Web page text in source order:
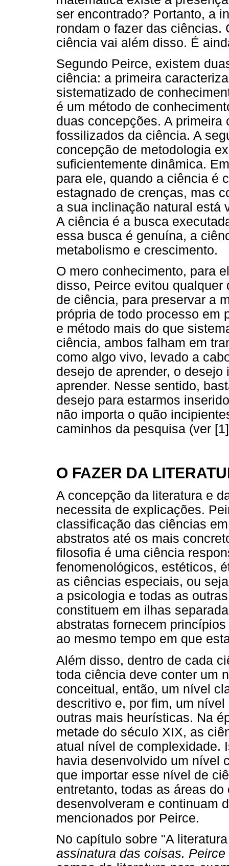
ser encontrado? Portanto, a
rondam o fazer das ciências.
ciência vai além disso. É
Segundo Peirce, existem
ciência: a primeira
sistematizado de
é um método de
duas concepções. A
fossilizados da ciência. A
concepção de metodologia
suficientemente dinâmica.
para ele, quando a ciência é
estagnado de crenças, mas
a sua inclinação natural está
A ciência é a busca
essa busca é genuína, a
metabolismo e crescimento.
O mero conhecimento, para
disso, Peirce evitou
de ciência, para preservar a
própria de todo processo em
e método mais do que
ciência, ambos falham em
como algo vivo, levado a
desejo de aprender, o
aprender. Nesse sentido,
desejo para estarmos
não importa o quão
caminhos da pesquisa (ver
O FAZER DA
A concepção da literatura e
necessita de explicações.
classificação das ciências
abstratos até os mais
filosofia é uma ciência
fenomenológicos, estéticos,
as ciências especiais, ou
a psicologia e todas as
constituem em ilhas
abstratas fornecem
ao mesmo tempo em que
Além disso, dentro de cada
toda ciência deve conter um
conceitual, então, um nível
descritivo e, por fim, um
outras mais heurísticas. Na
metade do século XIX, as
atual nível de complexidade.
havia desenvolvido um nível
que importar esse nível de
entretanto, todas as áreas
desenvolveram e continuam
mencionados por Peirce.
No capítulo sobre "A
assinatura das coisas.